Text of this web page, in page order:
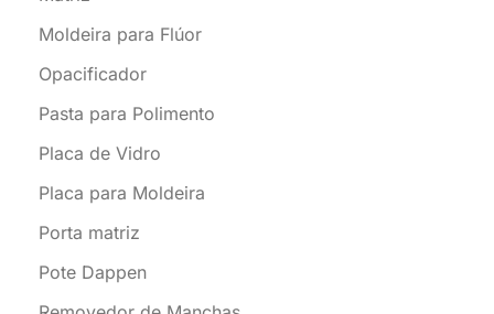
Moldeira para Flúor
Opacificador
Pasta para Polimento
Placa de Vidro
Placa para Moldeira
Porta matriz
Pote Dappen